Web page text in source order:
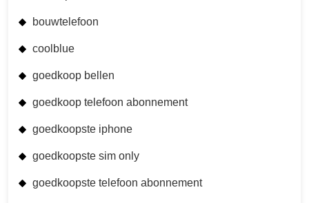
bouwtelefoon
coolblue
goedkoop bellen
goedkoop telefoon abonnement
goedkoopste iphone
goedkoopste sim only
goedkoopste telefoon abonnement